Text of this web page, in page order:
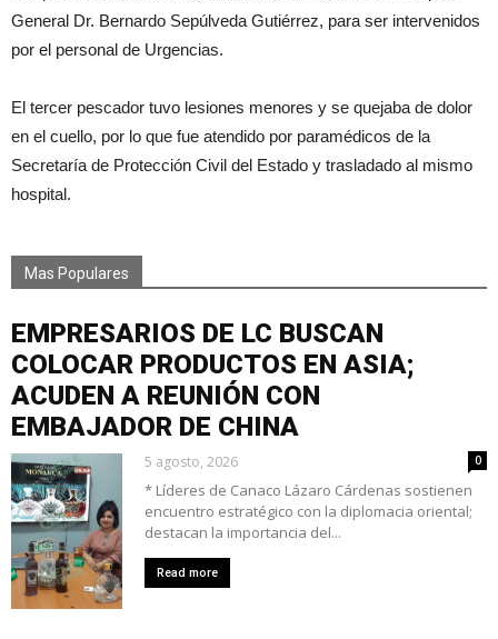
General Dr. Bernardo Sepúlveda Gutiérrez, para ser intervenidos
por el personal de Urgencias.
El tercer pescador tuvo lesiones menores y se quejaba de dolor
en el cuello, por lo que fue atendido por paramédicos de la
Secretaría de Protección Civil del Estado y trasladado al mismo
hospital.
Mas Populares
EMPRESARIOS DE LC BUSCAN
COLOCAR PRODUCTOS EN ASIA;
ACUDEN A REUNIÓN CON
EMBAJADOR DE CHINA
5 agosto, 2026 0
* Líderes de Canaco Lázaro Cárdenas sostienen
encuentro estratégico con la diplomacia oriental;
destacan la importancia del...
Read more